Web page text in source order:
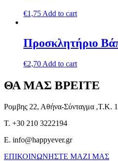
€1,75 Add to cart
Προσκλητήριο
€2,70 Add to cart
ΘΑ ΜΑΣ ΒΡΕΙΤΕ
Ρομβης 22, Αθήνα-Σύνταγμα ,Τ.Κ.
T. +30 210 3222194
E. info@happyever.gr
ΕΠΙΚΟΙΝΩΝΗΣΤΕ ΜΑΖΙ ΜΑΣ